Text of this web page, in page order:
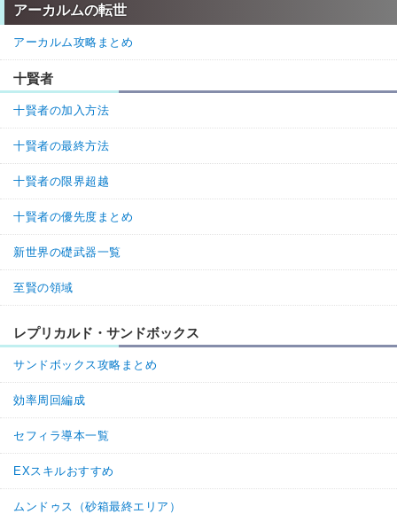
アーカルムの転世
アーカルム攻略まとめ
十賢者
十賢者の加入方法
十賢者の最終方法
十賢者の限界超越
十賢者の優先度まとめ
新世界の礎武器一覧
至賢の領域
レプリカルド・サンドボックス
サンドボックス攻略まとめ
効率周回編成
セフィラ導本一覧
EXスキルおすすめ
ムンドゥス（砂箱最終エリア）